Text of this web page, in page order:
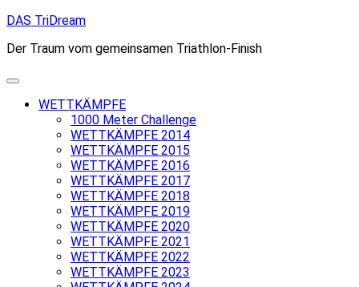
Skip
content
DAS TriDream
Der Traum vom gemeinsamen Triathlon-Finish
WETTKÄMPFE
1000 Meter Challenge
WETTKÄMPFE 2014
WETTKÄMPFE 2015
WETTKÄMPFE 2016
WETTKÄMPFE 2017
WETTKÄMPFE 2018
WETTKÄMPFE 2019
WETTKÄMPFE 2020
WETTKÄMPFE 2021
WETTKÄMPFE 2022
WETTKÄMPFE 2023